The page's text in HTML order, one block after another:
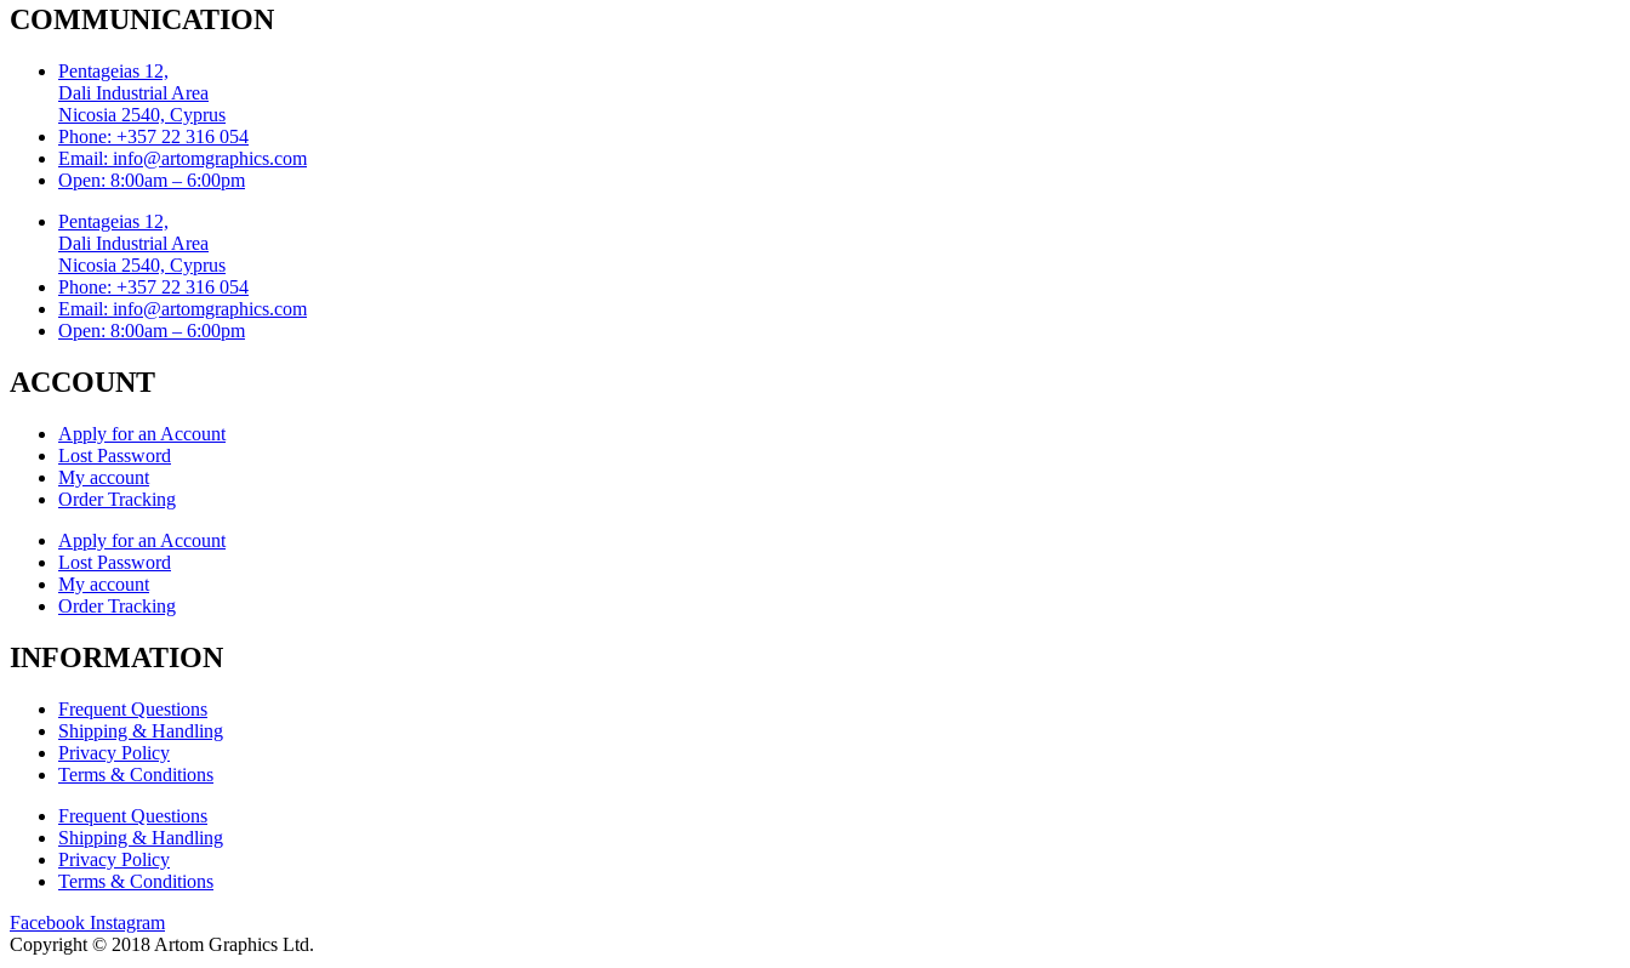
COMMUNICATION
Pentageias 12,
Dali Industrial Area
Nicosia 2540, Cyprus
Phone: +357 22 316 054
Email: info@artomgraphics.com
Open: 8:00am – 6:00pm
Pentageias 12,
Dali Industrial Area
Nicosia 2540, Cyprus
Phone: +357 22 316 054
Email: info@artomgraphics.com
Open: 8:00am – 6:00pm
ACCOUNT
Apply for an Account
Lost Password
My account
Order Tracking
Apply for an Account
Lost Password
My account
Order Tracking
INFORMATION
Frequent Questions
Shipping & Handling
Privacy Policy
Terms & Conditions
Frequent Questions
Shipping & Handling
Privacy Policy
Terms & Conditions
Facebook Instagram
Copyright © 2018 Artom Graphics Ltd.